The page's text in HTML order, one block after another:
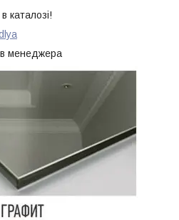
каталозі!
в менеджера